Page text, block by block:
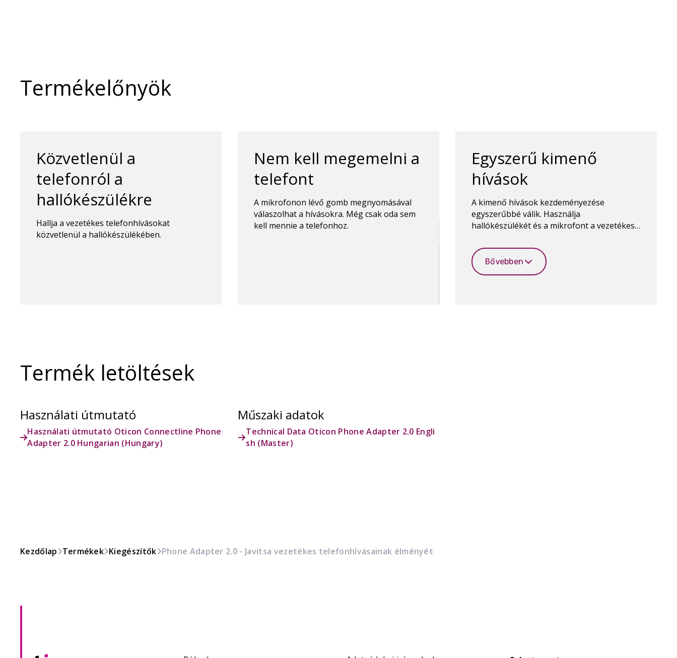
Termékelőnyök
Közvetlenül a
telefonról a
hallókészülékre
Hallja a vezetékes telefonhívásokat
közvetlenül a hallókészülékében.
Nem kell megemelni a
telefont
A mikrofonon lévő gomb megnyomásával
válaszolhat a hívásokra. Még csak oda sem
kell mennie a telefonhoz.
Egyszerű kimenő
hívások
A kimenő hívások kezdeményezése
egyszerűbbé válik. Használja
hallókészülékét és a mikrofont a vezetékes
Bővebben
Termék letöltések
Használati útmutató
Használati útmutató Oticon Connectline Phone
Adapter 2.0 Hungarian (Hungary)
Műszaki adatok
Technical Data Oticon Phone Adapter 2.0 Engli
sh (Master)
Kezdőlap Termékek Kiegészítők Phone Adapter 2.0 - Javítsa vezetékes telefonhívásainak élményét